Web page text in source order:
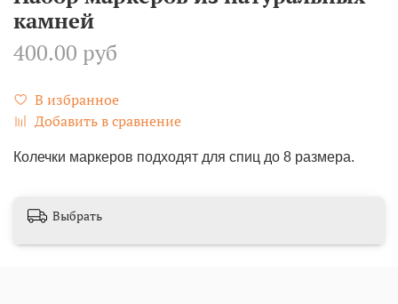
камней
400.00 руб
В избранное
Добавить в сравнение
Колечки маркеров подходят для спиц до 8 размера.
Выбрать